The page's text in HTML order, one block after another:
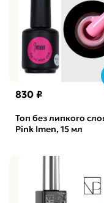
830 ₽
Топ без липкого
Pink Imen, 15 мл